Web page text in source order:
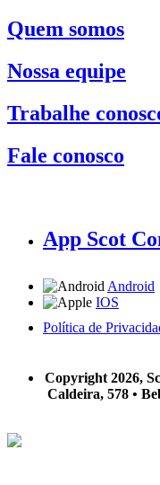
Quem somos
Nossa equipe
Trabalhe
Fale conosco
App Scot
Android
IOS
Política de
Copyright 2026,
Caldeira, 578 •